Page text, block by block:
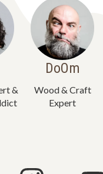
&
DoOm
Wood & Craft
Expert